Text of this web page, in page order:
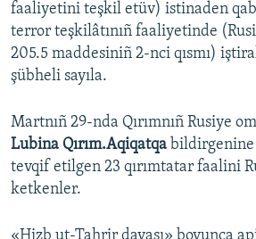
faaliyetini teşkil etüv) istinaden
terror teşkilâtınıñ faaliyetinde
205.5 maddesiniñ 2-nci qısmı)
şübheli sayıla.
Martnıñ 29-nda Qırımnıñ Rusiye
Lubina Qırım.Aqiqatqa bildirgenine
tevqif etilgen 23 qırımtatar faalini
ketkenler.